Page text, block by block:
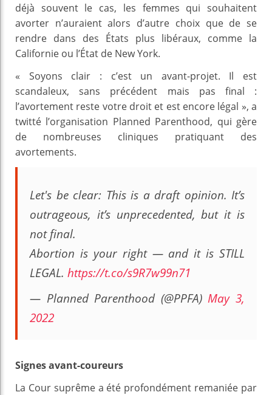
déjà souvent le cas, les femmes qui souhaitent
avorter n’auraient alors d’autre choix que de se
rendre dans des États plus libéraux, comme la
Californie ou l’État de New York.
« Soyons clair : c’est un avant-projet. Il est
scandaleux, sans précédent mais pas final :
l’avortement reste votre droit et est encore légal », a
twitté l’organisation Planned Parenthood, qui gère
de nombreuses cliniques pratiquant des
avortements.
Let's be clear: This is a draft opinion. It’s
outrageous, it’s unprecedented, but it is
not final.
Abortion is your right — and it is STILL
LEGAL. https://t.co/s9R7w99n71
— Planned Parenthood (@PPFA)May 3,
2022
Signes avant-coureurs
La Cour suprême a été profondément remaniée par